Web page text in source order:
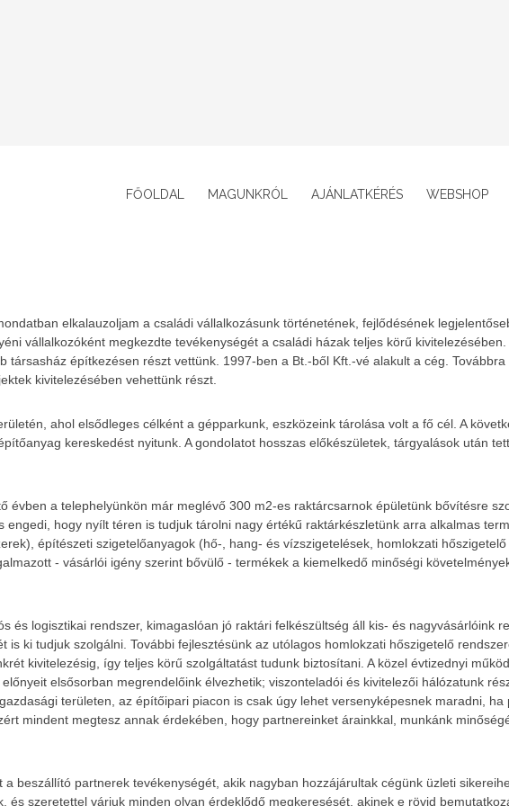
FŐOLDAL MAGUNKRÓL AJÁNLATKÉRÉS WEBSHOP
elkalauzoljam a családi vállalkozásunk történetének, fejlődésének
vállalkozóként megkezdte tevékenységét a családi házak teljes körű
építkezésen részt vettünk. 1997-ben a Bt.-ből Kft.-vé alakult a cég. Továbbra
kivitelezésében vehettünk részt.
ahol elsődleges célként a gépparkunk, eszközeink tárolása volt a fő cél. A
kereskedést nyitunk. A gondolatot hosszas előkészületek, tárgyalások után
évben a telephelyünkön már meglévő 300 m2-es raktárcsarnok épületünk bővítésre
hogy nyílt téren is tudjuk tárolni nagy értékű raktárkészletünk arra alkalmas
építészeti szigetelőanyagok (hő-, hang- és vízszigetelések, homlokzati
- vásárlói igény szerint bővülő - termékek a kiemelkedő minőségi
és logisztikai rendszer, kimagaslóan jó raktári felkészültség áll kis- és nagyvásárlóink
ki tudjuk szolgálni. További fejlesztésünk az utólagos homlokzati hőszigetelő
kivitelezésig, így teljes körű szolgáltatást tudunk biztosítani. A közel évtizednyi
elsősorban megrendelőink élvezhetik; viszonteladói és kivitelezői hálózatunk
területen, az építőipari piacon is csak úgy lehet versenyképesnek maradni, ha
mindent megtesz annak érdekében, hogy partnereinket árainkkal, munkánk
beszállító partnerek tevékenységét, akik nagyban hozzájárultak cégünk üzleti
szeretettel várjuk minden olyan érdeklődő megkeresését, akinek e rövid